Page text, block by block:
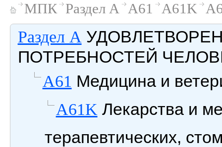
МПК Раздел A A61 A61K
Раздел A
ПОТРЕБНОСТЕЙ
A61 Медицина и
A61K Лекарства и
терапевтических,